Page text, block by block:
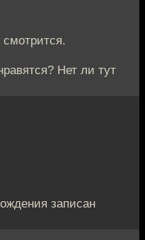
Нет ли тут
записан